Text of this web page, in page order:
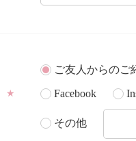
★
ご友人からのご
Facebook
その他